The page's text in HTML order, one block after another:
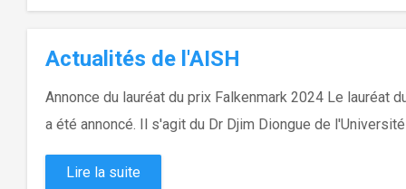
Actualités de l'AISH
Annonce du lauréat du prix Falkenmark 2024 Le lauréat
a été annoncé. Il s'agit du Dr Djim Diongue de
Lire la suite